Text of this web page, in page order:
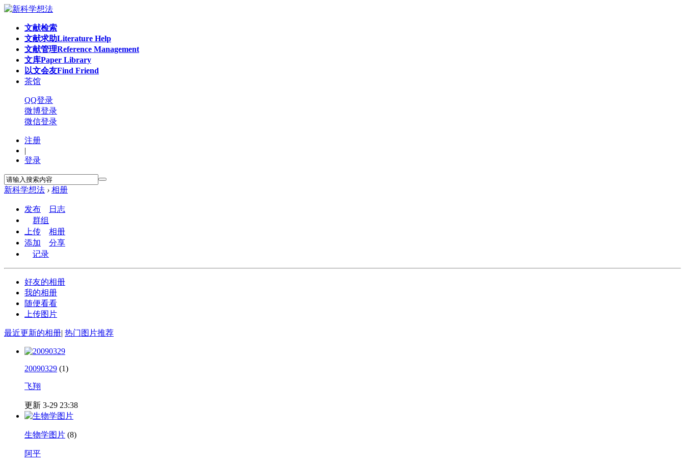
文献检索
文献求助Literature Help
文献管理Reference Management
文库Paper Library
以文会友Find Friend
茶馆
QQ登录
微博登录
微信登录
注册
|
登录
新科学想法 › 相册
发布
日志
群组
上传
相册
添加
分享
记录
好友的相册
我的相册
随便看看
上传图片
最近更新的相册| 热门图片推荐
20090329 (1)
飞翔
更新 3-29 23:38
生物学图片 (8)
阿平